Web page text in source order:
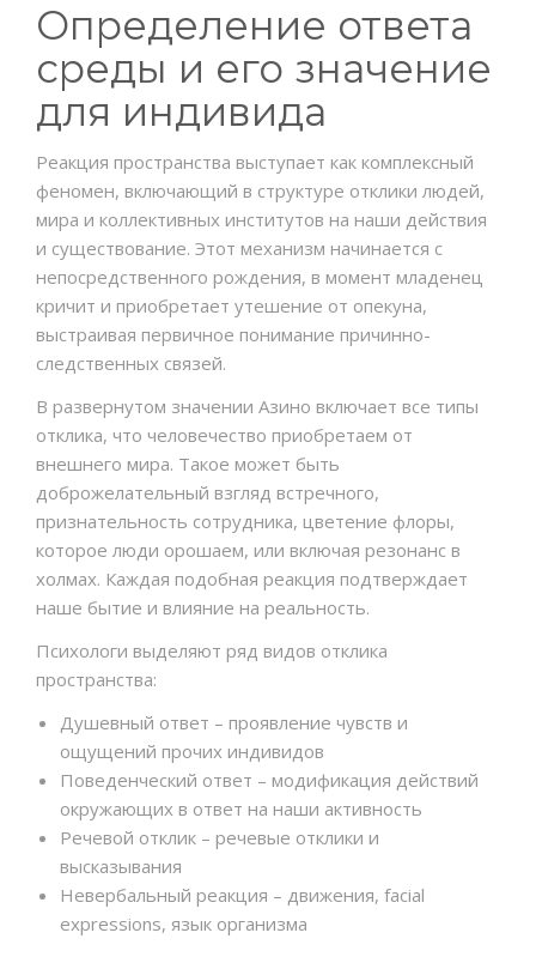
Определение ответа
среды и его значение
для индивида
Реакция пространства выступает как комплексный
феномен, включающий в структуре отклики людей,
мира и коллективных институтов на наши действия
и существование. Этот механизм начинается с
непосредственного рождения, в момент младенец
кричит и приобретает утешение от опекуна,
выстраивая первичное понимание причинно-
следственных связей.
В развернутом значении Азино включает все типы
отклика, что человечество приобретаем от
внешнего мира. Такое может быть
доброжелательный взгляд встречного,
признательность сотрудника, цветение флоры,
которое люди орошаем, или включая резонанс в
холмах. Каждая подобная реакция подтверждает
наше бытие и влияние на реальность.
Психологи выделяют ряд видов отклика
пространства:
Душевный ответ – проявление чувств и
ощущений прочих индивидов
Поведенческий ответ – модификация действий
окружающих в ответ на наши активность
Речевой отклик – речевые отклики и
высказывания
Невербальный реакция – движения, facial
expressions, язык организма